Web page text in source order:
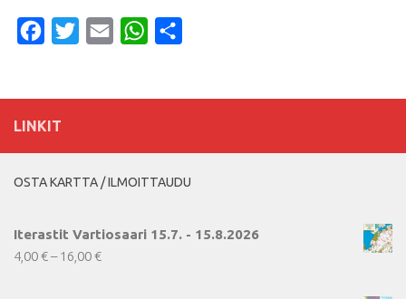
FacebookTwitterEmail WhatsApp
LINKIT
OSTA KARTTA / ILMOITTAUDU
Iterastit Vartiosaari 15.7. - 15.8.2026
4,00€– 16,00€Hintaluokka: